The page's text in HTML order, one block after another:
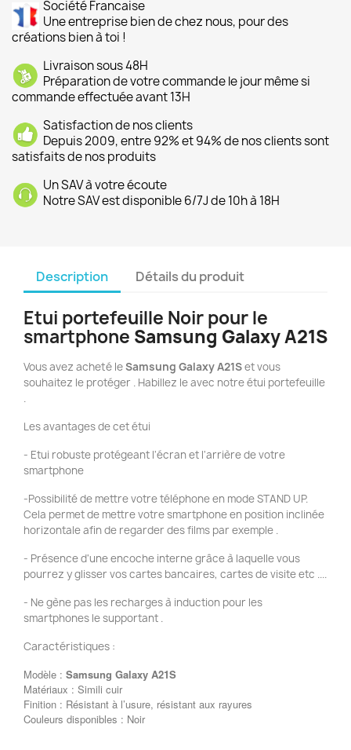
Société Francaise
Une entreprise bien de chez nous, pour des
créations bien à toi !
Livraison sous 48H
Préparation de votre commande le jour même si
commande effectuée avant 13H
Satisfaction de nos clients
Depuis 2009, entre 92% et 94% de nos clients sont
satisfaits de nos produits
Un SAV à votre écoute
Notre SAV est disponible 6/7J de 10h à 18H
Description Détails du produit
Etui portefeuille Noir pour le
smartphone Samsung Galaxy A21S
Vous avez acheté leSamsung Galaxy A21Set vous
souhaitez le protéger . Habillez le avec notre étui portefeuille
.
Les avantages de cet étui
- Etui robuste protégeant l'écran et l'arrière de votre
smartphone
-Possibilité de mettre votre téléphone en mode STAND UP.
Cela permet de mettre votre smartphone en position inclinée
horizontale afin de regarder des films par exemple .
- Présence d'une encoche interne grâce à laquelle vous
pourrez y glisser vos cartes bancaires, cartes de visite etc ....
- Ne gène pas les recharges à induction pour les
smartphones le supportant .
Caractéristiques :
Modèle : Samsung Galaxy A21S
Matériaux : Simili cuir
Finition : Résistant à l’usure, résistant aux rayures
Couleurs disponibles : Noir